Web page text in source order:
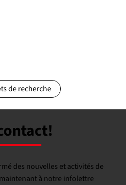
de recherche
des nouvelles et activités de
à notre infolettre